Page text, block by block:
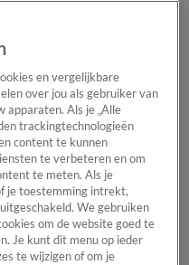
Onze categorieën Laatste
Podcast
en vergelijkbare
over jou als gebruiker van
apparaten. Als je „Alle
trackingtechnologieën
content te kunnen
te verbeteren en om
te meten. Als je
je toestemming intrekt,
We gebruiken
om de website goed te
Je kunt dit menu op ieder
te wijzigen of om je